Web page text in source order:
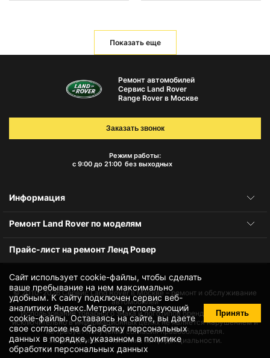
Показать еще
Сайт использует cookie-файлы, чтобы сделать
ваше пребывание на нем максимально
удобным. К cайту подключен сервис веб-
аналитики Яндекс.Метрика, использующий
cookie-файлы. Оставаясь на сайте, вы даете
своесогласие на обработку персональных
данных в порядке, указанном в политике
обработки персональных данных
Принять
Ремонт автомобилей
Сервис Land Rover
Range Rover в Москве
Режим работы:
с 9:00 до 21:00 без выходных
Заказать звонок
Информация
Ремонт Land Rover по моделям
Прайс-лист на ремонт Ленд Ровер
© 2010-2026Сервис Land Rover в Москве – ремонт и обслуживание
автомобилей
Использование товарного знака и логотипов бренда происходит
исключительно в информационных целях не является нарушением и
не требует получения согласия правообладателя.
Защита данных и политика конфиденциальности.